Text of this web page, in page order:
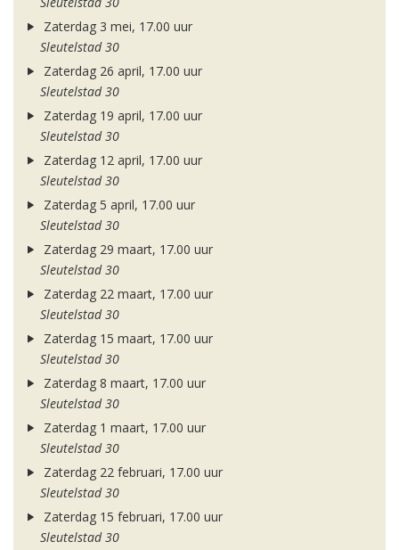
Zaterdag 3 mei, 17.00 uur
Sleutelstad 30
Zaterdag 26 april, 17.00 uur
Sleutelstad 30
Zaterdag 19 april, 17.00 uur
Sleutelstad 30
Zaterdag 12 april, 17.00 uur
Sleutelstad 30
Zaterdag 5 april, 17.00 uur
Sleutelstad 30
Zaterdag 29 maart, 17.00 uur
Sleutelstad 30
Zaterdag 22 maart, 17.00 uur
Sleutelstad 30
Zaterdag 15 maart, 17.00 uur
Sleutelstad 30
Zaterdag 8 maart, 17.00 uur
Sleutelstad 30
Zaterdag 1 maart, 17.00 uur
Sleutelstad 30
Zaterdag 22 februari, 17.00 uur
Sleutelstad 30
Zaterdag 15 februari, 17.00 uur
Sleutelstad 30